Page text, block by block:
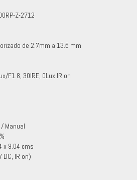
Z-2712
de 2.7mm a 13.5 mm
F1.8, 30IRE, 0Lux IR on
Manual
x 9.04 cms
DC, IR on)